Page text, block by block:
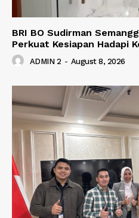
BRI BO Sudirman
Perkuat Kesiapan Hadapi
ADMIN 2 - August 8, 2026